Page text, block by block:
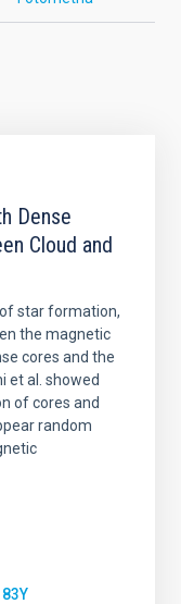
Dense
Cloud and
star formation,
the magnetic
cores and the
et al. showed
of cores and
random